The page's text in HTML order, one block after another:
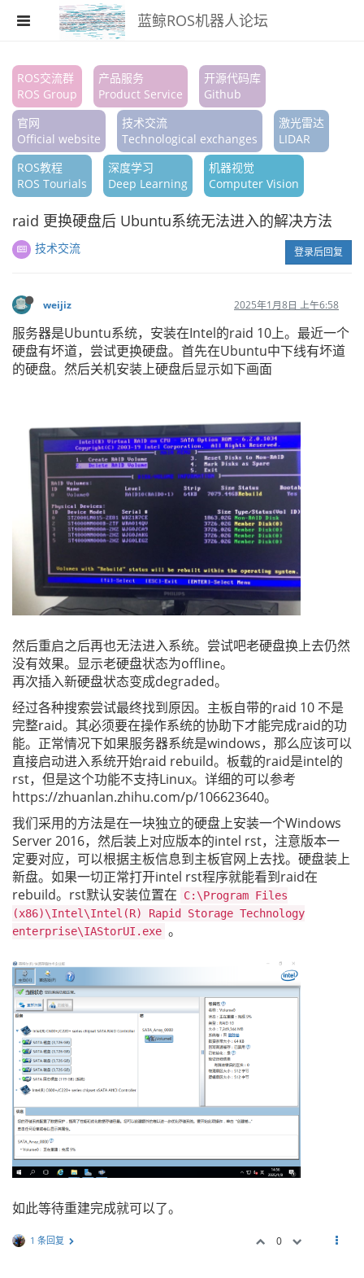
蓝鲸ROS机器人论坛
注册
登录
搜索
版块
ROS交流群
ROS Group
产品服务
Product Service
开源代码库
Github
官网
Official website
技术交流
Technological exchanges
激光雷达
LIDAR
ROS教程
ROS Tourials
深度学习
Deep Learning
机器视觉
Computer Vision
raid 更换硬盘后 Ubuntu系统无法进入的解决方法
技术交流 登录后回复
weijiz 2025年1月8日 上午6:58
服务器是Ubuntu系统，安装在Intel的raid 10上。最近一个
硬盘有坏道，尝试更换硬盘。首先在Ubuntu中下线有坏道
的硬盘。然后关机安装上硬盘后显示如下画面
然后重启之后再也无法进入系统。尝试吧老硬盘换上去仍然
没有效果。显示老硬盘状态为offline。
再次插入新硬盘状态变成degraded。
经过各种搜索尝试最终找到原因。主板自带的raid 10 不是
完整raid。其必须要在操作系统的协助下才能完成raid的功
能。正常情况下如果服务器系统是windows，那么应该可以
直接启动进入系统开始raid rebuild。板载的raid是intel的
rst，但是这个功能不支持Linux。详细的可以参考
https://zhuanlan.zhihu.com/p/106623640。
我们采用的方法是在一块独立的硬盘上安装一个Windows
Server 2016，然后装上对应版本的intel rst，注意版本一
定要对应，可以根据主板信息到主板官网上去找。硬盘装上
新盘。如果一切正常打开intel rst程序就能看到raid在
rebuild。rst默认安装位置在
C:\Program Files
(x86)\Intel\Intel(R) Rapid Storage Technology
enterprise\IAStorUI.exe 。
如此等待重建完成就可以了。
1 条回复 0